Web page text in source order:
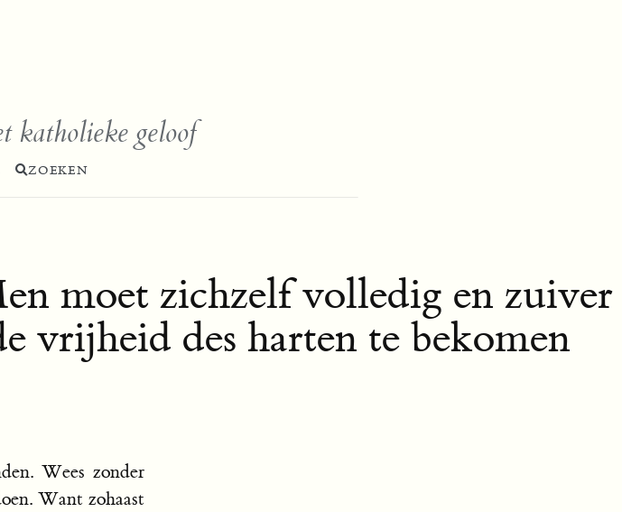
katholieke geloof
ZOEKEN
moet zichzelf volledig en zuiver
vrijheid des harten te bekomen
Wees zonder
Want zohaast